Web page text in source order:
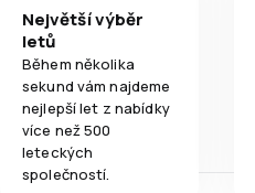
Největší výběr
letů
Během několika
sekund vám najdeme
nejlepší let z nabídky
více než 500
leteckých
společností.